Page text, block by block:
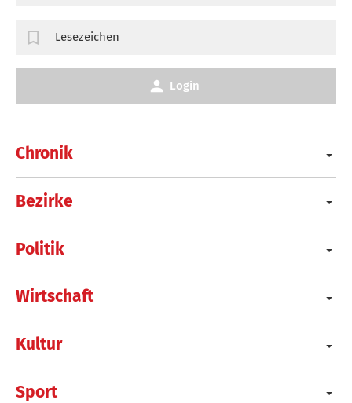
Chronik
Bezirke
Politik
Wirtschaft
Kultur
Sport
Lesezeichen
Login